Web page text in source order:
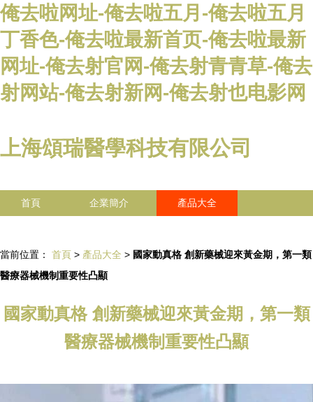
俺去啦网址-俺去啦五月-俺去啦五月
丁香色-俺去啦最新首页-俺去啦最新
网址-俺去射官网-俺去射青青草-俺去
射网站-俺去射新网-俺去射也电影网
上海頌瑞醫學科技有限公司
首頁 企業簡介 產品大全
當前位置： 首頁 > 產品大全 > 國家動真格 創新藥械迎來黃金期，第一類
醫療器械機制重要性凸顯
國家動真格 創新藥械迎來黃金期，第一類
醫療器械機制重要性凸顯